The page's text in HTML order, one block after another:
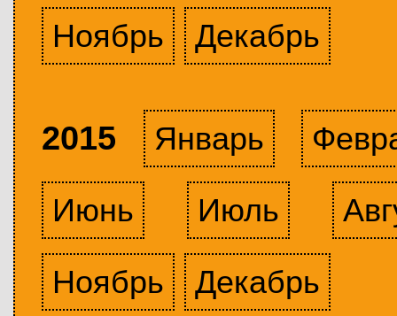
Ноябрь
Декабрь
2015 Январь
Июнь
Июль
Ноябрь
Декабрь